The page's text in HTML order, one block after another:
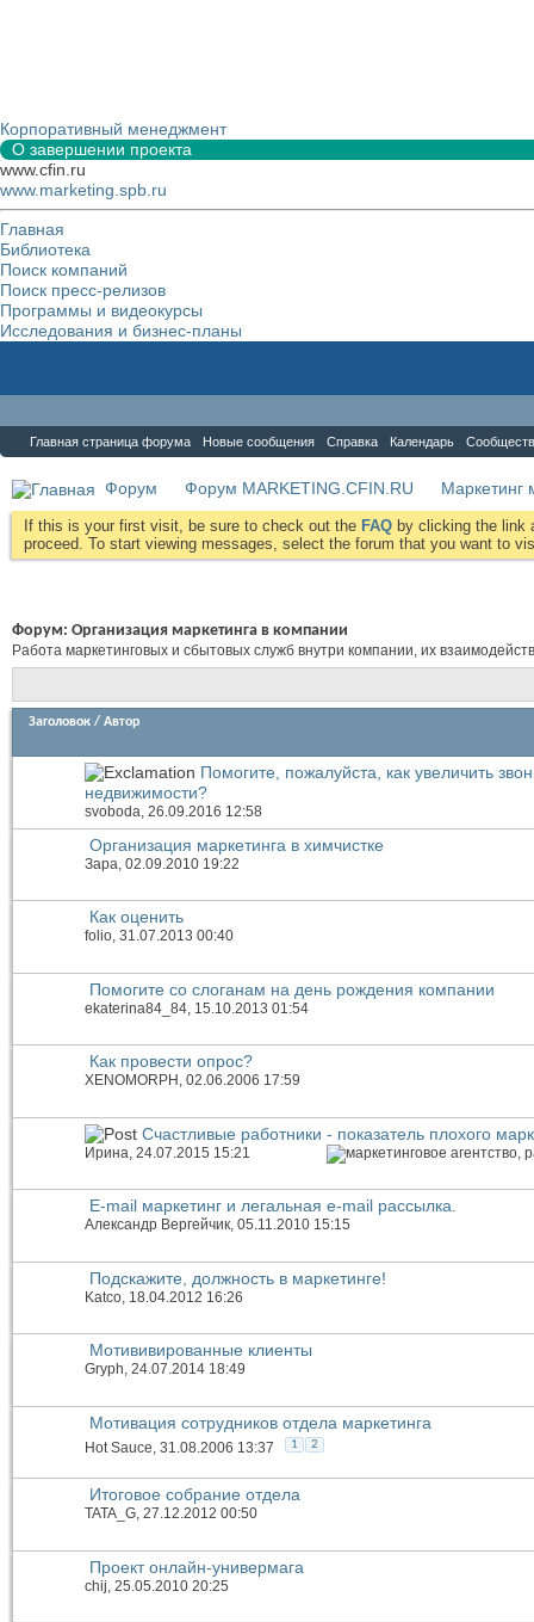
Корпоративный менеджмент
О завершении проекта
www.cfin.ru
www.marketing.spb.ru
Главная
Библиотека
Поиск компаний
Поиск пресс-релизов
Программы и видеокурсы
Исследования и бизнес-планы
Главная страница форума Новые сообщения Справка Календарь
Форум Форум MARKETING.CFIN.RU Маркетинг
If this is your first visit, be sure to check out the FAQ by clicking the link
proceed. To start viewing messages, select the forum that you want to
Форум: Организация маркетинга в компании
Работа маркетинговых и сбытовых служб внутри компании, их
Заголовок / Автор
Помогите, пожалуйста, как увеличить
недвижимости?
svoboda, 26.09.2016 12:58
Организация маркетинга в химчистке
Зара, 02.09.2010 19:22
Как оценить
folio, 31.07.2013 00:40
Помогите со слоганам на день рождения компании
ekaterina84_84 , 15.10.2013 01:54
Как провести опрос?
XENOMORPH , 02.06.2006 17:59
Счастливые работники - показатель плохого
Иринa , 24.07.2015 15:21
E-mail маркетинг и легальная e-mail рассылка.
Александр Вергейчик, 05.11.2010 15:15
Подскажите, должность в маркетинге!
Katco , 18.04.2012 16:26
Мотививированные клиенты
Gryph, 24.07.2014 18:49
Мотивация сотрудников отдела маркетинга
Hot Sauce , 31.08.2006 13:37 1 2
Итоговое собрание отдела
TATA_G, 27.12.2012 00:50
Проект онлайн-универмага
chij , 25.05.2010 20:25